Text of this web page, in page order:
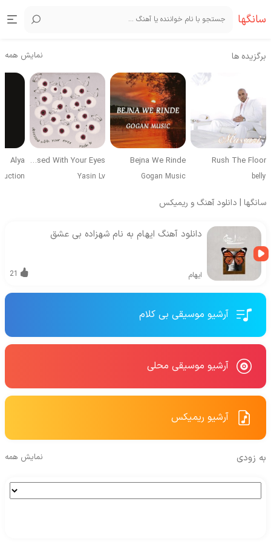
سانگها
برگزیده ها نمایش همه
Rush The Floor
belly
Bejna We Rinde
Gogan Music
Obsessed With Your Eyes
Yasin Lv
Alya
سانگها | دانلود آهنگ و ریمیکس
دانلود آهنگ ایهام به نام شهزاده بی عشق
ایهام 21
آرشیو موسیقی بی کلام
آرشیو موسیقی محلی
آرشیو ریمیکس
به زودی نمایش همه